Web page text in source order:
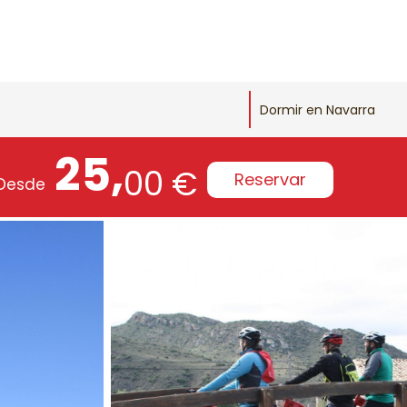
Dormir en Navarra
25,00 € Reservar